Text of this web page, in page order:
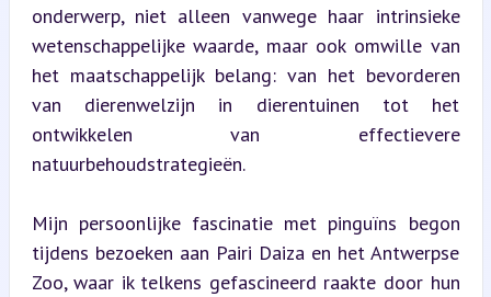
onderwerp, niet alleen vanwege haar intrinsieke
wetenschappelijke waarde, maar ook omwille van
het maatschappelijk belang: van het bevorderen
van dierenwelzijn in dierentuinen tot het
ontwikkelen van effectievere
natuurbehoudstrategieën.
Mijn persoonlijke fascinatie met pinguïns begon
tijdens bezoeken aan Pairi Daiza en het Antwerpse
Zoo, waar ik telkens gefascineerd raakte door hun